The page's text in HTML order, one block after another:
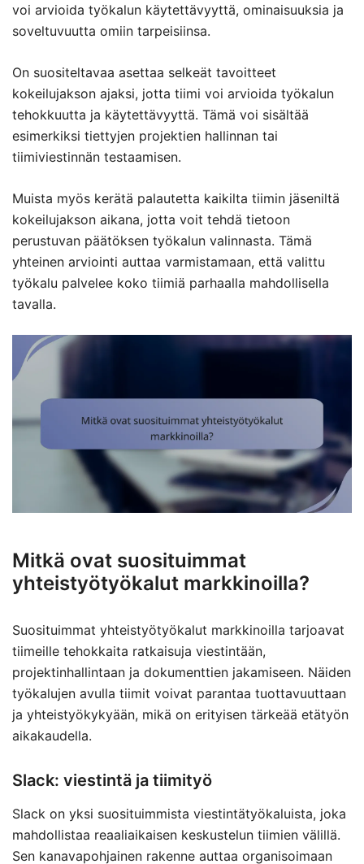
voi arvioida työkalun käytettävyyttä, ominaisuuksia ja
soveltuvuutta omiin tarpeisiinsa.
On suositeltavaa asettaa selkeät tavoitteet
kokeilujakson ajaksi, jotta tiimi voi arvioida työkalun
tehokkuutta ja käytettävyyttä. Tämä voi sisältää
esimerkiksi tiettyjen projektien hallinnan tai
tiimiviestinnän testaamisen.
Muista myös kerätä palautetta kaikilta tiimin jäseniltä
kokeilujakson aikana, jotta voit tehdä tietoon
perustuvan päätöksen työkalun valinnasta. Tämä
yhteinen arviointi auttaa varmistamaan, että valittu
työkalu palvelee koko tiimiä parhaalla mahdollisella
tavalla.
Mitkä ovat suosituimmat
yhteistyötyökalut markkinoilla?
Suosituimmat yhteistyötyökalut markkinoilla tarjoavat
tiimeille tehokkaita ratkaisuja viestintään,
projektinhallintaan ja dokumenttien jakamiseen. Näiden
työkalujen avulla tiimit voivat parantaa tuottavuuttaan
ja yhteistyökykyään, mikä on erityisen tärkeää etätyön
aikakaudella.
Slack: viestintä ja tiimityö
Slack on yksi suosituimmista viestintätyökaluista, joka
mahdollistaa reaaliaikaisen keskustelun tiimien välillä.
Sen kanavapohjainen rakenne auttaa organisoimaan